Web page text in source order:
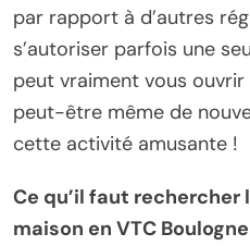
par rapport à d’autres
s’autoriser parfois une
peut vraiment vous ouvrir
peut-être même de
cette activité amusante !
Ce qu’il faut rechercher
maison en VTC